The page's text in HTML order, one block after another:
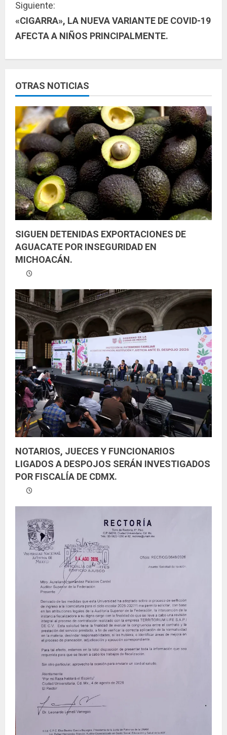
u
e
l
e
y
e
n
d
o
Siguiente:
«CIGARRA», LA NUEVA VARIANTE DE COVID-19
AFECTA A NIÑOS PRINCIPALMENTE.
OTRAS NOTICIAS
SIGUEN DETENIDAS EXPORTACIONES DE
AGUACATE POR INSEGURIDAD EN
MICHOACÁN.
NOTARIOS, JUECES Y FUNCIONARIOS
LIGADOS A DESPOJOS SERÁN INVESTIGADOS
POR FISCALÍA DE CDMX.